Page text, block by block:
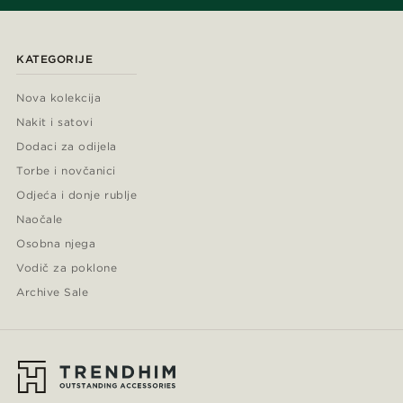
KATEGORIJE
Nova kolekcija
Nakit i satovi
Dodaci za odijela
Torbe i novčanici
Odjeća i donje rublje
Naočale
Osobna njega
Vodič za poklone
Archive Sale